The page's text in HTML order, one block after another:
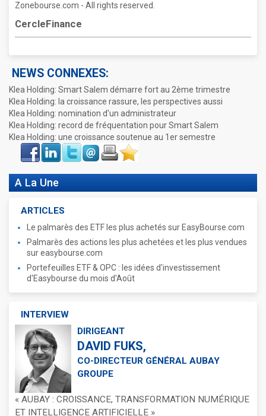
Zonebourse.com - All rights reserved.
CercleFinance
NEWS CONNEXES:
Klea Holding: Smart Salem démarre fort au 2ème trimestre
Klea Holding: la croissance rassure, les perspectives aussi
Klea Holding: nomination d'un administrateur
Klea Holding: record de fréquentation pour Smart Salem
Klea Holding: une croissance soutenue au 1er semestre
Face
book
LinkIn Twitter Envoyer ImprimerFavoris
A La Une
ARTICLES
Le palmarès des ETF les plus achetés sur EasyBourse.com
Palmarès des actions les plus achetées et les plus vendues
sur easybourse.com
Portefeuilles ETF & OPC : les idées d'investissement
d'Easybourse du mois d'Août
INTERVIEW
DIRIGEANT
DAVID FUKS,
CO-DIRECTEUR GÉNÉRAL AUBAY
GROUPE
« AUBAY : CROISSANCE, TRANSFORMATION NUMÉRIQUE
ET INTELLIGENCE ARTIFICIELLE »